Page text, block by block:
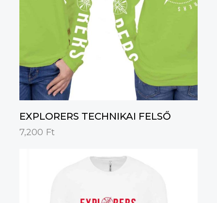
EXPLORERS TECHNIKAI FELSŐ
7,200 Ft